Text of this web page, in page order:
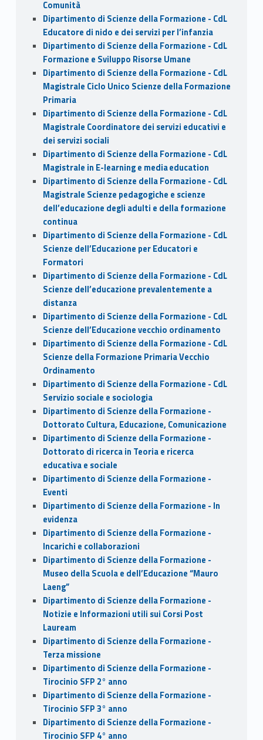
Comunità
Dipartimento di Scienze della Formazione - CdL
Educatore di nido e dei servizi per l’infanzia
Dipartimento di Scienze della Formazione - CdL
Formazione e Sviluppo Risorse Umane
Dipartimento di Scienze della Formazione - CdL
Magistrale Ciclo Unico Scienze della Formazione
Primaria
Dipartimento di Scienze della Formazione - CdL
Magistrale Coordinatore dei servizi educativi e
dei servizi sociali
Dipartimento di Scienze della Formazione - CdL
Magistrale in E-learning e media education
Dipartimento di Scienze della Formazione - CdL
Magistrale Scienze pedagogiche e scienze
dell’educazione degli adulti e della formazione
continua
Dipartimento di Scienze della Formazione - CdL
Scienze dell’Educazione per Educatori e
Formatori
Dipartimento di Scienze della Formazione - CdL
Scienze dell’educazione prevalentemente a
distanza
Dipartimento di Scienze della Formazione - CdL
Scienze dell’Educazione vecchio ordinamento
Dipartimento di Scienze della Formazione - CdL
Scienze della Formazione Primaria Vecchio
Ordinamento
Dipartimento di Scienze della Formazione - CdL
Servizio sociale e sociologia
Dipartimento di Scienze della Formazione -
Dottorato Cultura, Educazione, Comunicazione
Dipartimento di Scienze della Formazione -
Dottorato di ricerca in Teoria e ricerca
educativa e sociale
Dipartimento di Scienze della Formazione -
Eventi
Dipartimento di Scienze della Formazione - In
evidenza
Dipartimento di Scienze della Formazione -
Incarichi e collaborazioni
Dipartimento di Scienze della Formazione -
Museo della Scuola e dell’Educazione “Mauro
Laeng”
Dipartimento di Scienze della Formazione -
Notizie e Informazioni utili sui Corsi Post
Lauream
Dipartimento di Scienze della Formazione -
Terza missione
Dipartimento di Scienze della Formazione -
Tirocinio SFP 2° anno
Dipartimento di Scienze della Formazione -
Tirocinio SFP 3° anno
Dipartimento di Scienze della Formazione -
Tirocinio SFP 4° anno